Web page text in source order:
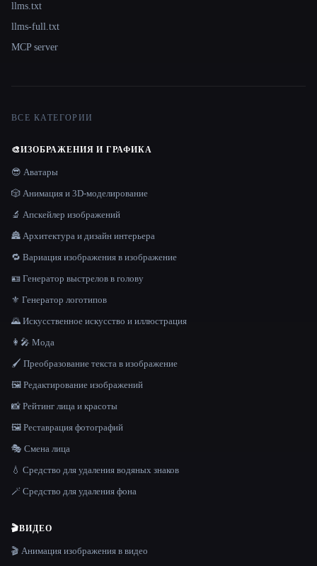
llms.txt
llms-full.txt
MCP server
ВСЕ КАТЕГОРИИ
🎨ИЗОБРАЖЕНИЯ И ГРАФИКА
😎 Аватары
🎲 Анимация и 3D-моделирование
🔬 Апскейлер изображений
🏯 Архитектура и дизайн интерьера
🔁 Вариация изображения в изображение
🪪 Генератор выстрелов в голову
⚜️ Генератор логотипов
🌄 Искусственное искусство и иллюстрация
👩‍🎤 Мода
🖌️ Преобразование текста в изображение
🖼️ Редактирование изображений
📸 Рейтинг лица и красоты
🖼️ Реставрация фотографий
🎭 Смена лица
💧 Средство для удаления водяных знаков
🪄 Средство для удаления фона
🎬ВИДЕО
🎬 Анимация изображения в видео